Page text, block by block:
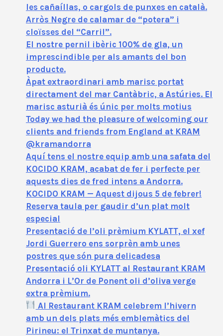
les cañaíllas, o cargols de punxes en català.
Arròs Negre de calamar de “potera” i
cloïsses del “Carril”.
El nostre pernil ibèric 100% de gla, un
imprescindible per als amants del bon
producte.
Àpat extraordinari amb marisc portat
directament del mar Cantàbric, a Astúries. El
marisc asturià és únic per molts motius
Today we had the pleasure of welcoming our
clients and friends from England at KRAM
@kramandorra
Aquí tens el nostre equip amb una safata del
KOCIDO KRAM, acabat de fer i perfecte per
aquests dies de fred intens a Andorra.
KOCIDO KRAM — Aquest dijous 5 de febrer!
Reserva taula per gaudir d’un plat molt
especial
Presentació de l’oli prèmium KYLATT, el xef
Jordi Guerrero ens sorprèn amb unes
postres que són pura delicadesa
Presentació oli KYLATT al Restaurant KRAM
Andorra i L’Or de Ponent oli d’oliva verge
extra prèmium.
Al Restaurant KRAM celebrem l’hivern
amb un dels plats més emblemàtics del
Pirineu: el Trinxat de muntanya.